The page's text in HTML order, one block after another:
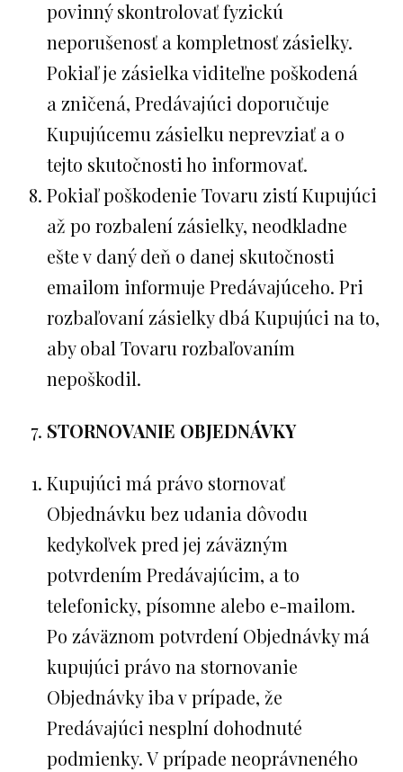
povinný skontrolovať fyzickú
neporušenosť a kompletnosť zásielky.
Pokiaľ je zásielka viditeľne poškodená
a zničená, Predávajúci doporučuje
Kupujúcemu zásielku neprevziať a o
tejto skutočnosti ho informovať.
Pokiaľ poškodenie Tovaru zistí Kupujúci
až po rozbalení zásielky, neodkladne
ešte v daný deň o danej skutočnosti
emailom informuje Predávajúceho. Pri
rozbaľovaní zásielky dbá Kupujúci na to,
aby obal Tovaru rozbaľovaním
nepoškodil.
STORNOVANIE OBJEDNÁVKY
Kupujúci má právo stornovať
Objednávku bez udania dôvodu
kedykoľvek pred jej záväzným
potvrdením Predávajúcim, a to
telefonicky, písomne alebo e-mailom.
Po záväznom potvrdení Objednávky má
kupujúci právo na stornovanie
Objednávky iba v prípade, že
Predávajúci nesplní dohodnuté
podmienky. V prípade neoprávneného